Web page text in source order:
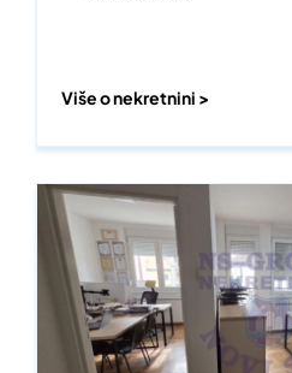
Više o nekretnini >